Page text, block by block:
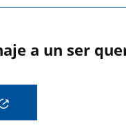
a un ser